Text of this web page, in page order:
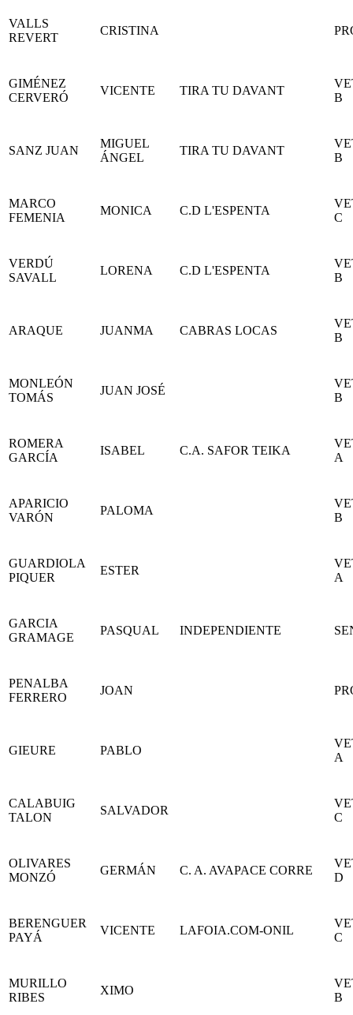
VALLS
REVERT
CRISTINA
GIMÉNEZ
CERVERÓ
VICENTE TIRA TU DAVANT
B
SANZ JUAN
MIGUEL
ÁNGEL
TIRA TU DAVANT
B
MARCO
FEMENIA
MONICA C.D L'ESPENTA
C
VERDÚ
SAVALL
LORENA C.D L'ESPENTA
B
ARAQUE JUANMA CABRAS LOCAS
B
MONLEÓN
TOMÁS
JUAN JOSÉ
B
ROMERA
GARCÍA
ISABEL C.A. SAFOR TEIKA
A
APARICIO
VARÓN
PALOMA
B
GUARDIOLA
PIQUER
ESTER
A
GARCIA
GRAMAGE
PASQUAL INDEPENDIENTE
PENALBA
FERRERO
JOAN
GIEURE PABLO
A
CALABUIG
TALON
SALVADOR
C
OLIVARES
MONZÓ
GERMÁN C. A. AVAPACE CORRE
D
BERENGUER
PAYÁ
VICENTE LAFOIA.COM-ONIL
C
MURILLO
RIBES
XIMO
B